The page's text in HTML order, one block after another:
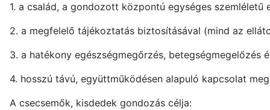
1. a család, a gondozott központú egységes szemléletű
2. a megfelelő tájékoztatás biztosításával (mind az
3. a hatékony egészségmegőrzés, betegségmegelőzés
4. hosszú távú, együttműködésen alapuló kapcsolat
A csecsemők, kisdedek gondozás célja: